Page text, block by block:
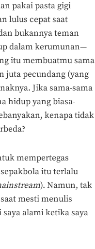
pakai pasta gigi
lulus cepat saat
bukannya teman
dalam kerumunan—
itu membuatmu sama
juta pecundang (yang
Jika sama-sama
hidup yang biasa-
kenapa tidak
mempertegas
itu terlalu
). Namun, tak
mesti menulis
alami ketika saya